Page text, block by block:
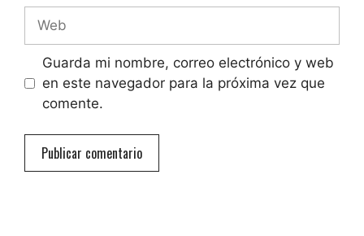
Guarda mi nombre, correo electrónico y web
en este navegador para la próxima vez que
comente.